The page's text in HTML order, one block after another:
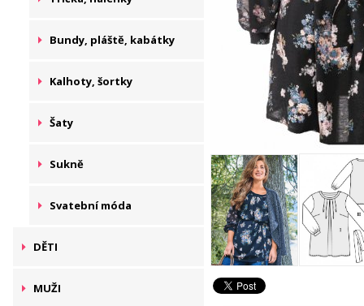
Bundy, pláště, kabátky
Kalhoty, šortky
Šaty
Sukně
Svatební móda
DĚTI
MUŽI